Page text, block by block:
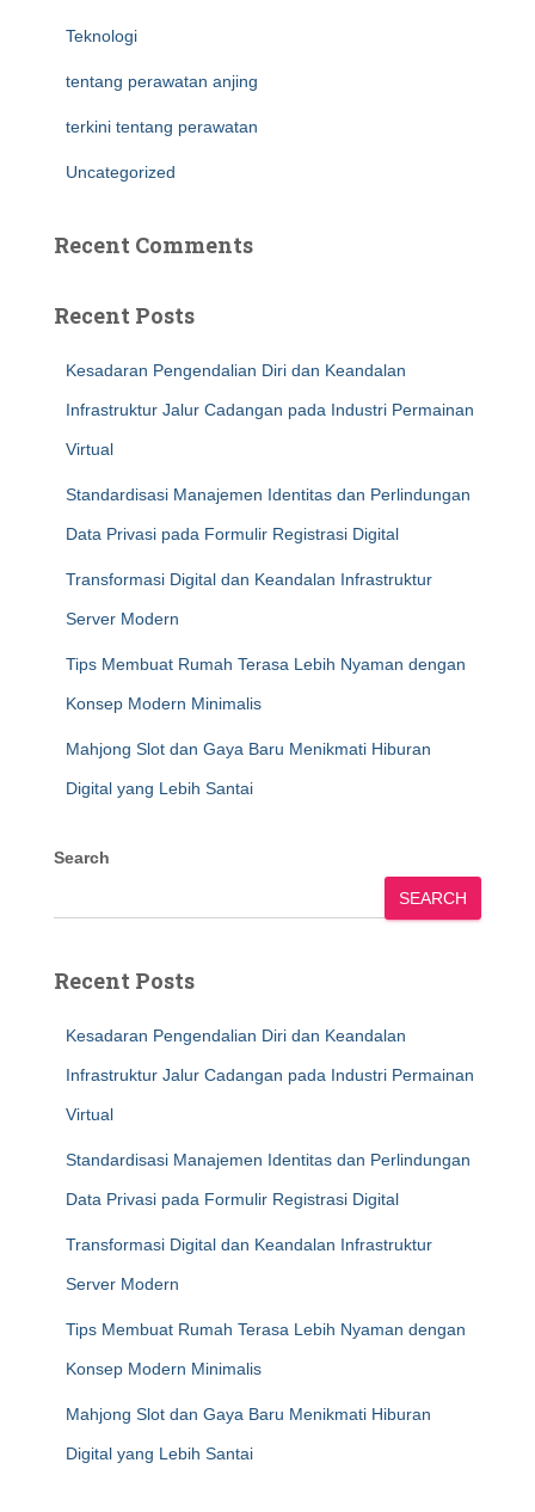
Teknologi
tentang perawatan anjing
terkini tentang perawatan
Uncategorized
Recent Comments
Recent Posts
Kesadaran Pengendalian Diri dan Keandalan
Infrastruktur Jalur Cadangan pada Industri Permainan
Virtual
Standardisasi Manajemen Identitas dan Perlindungan
Data Privasi pada Formulir Registrasi Digital
Transformasi Digital dan Keandalan Infrastruktur
Server Modern
Tips Membuat Rumah Terasa Lebih Nyaman dengan
Konsep Modern Minimalis
Mahjong Slot dan Gaya Baru Menikmati Hiburan
Digital yang Lebih Santai
Search
SEARCH
Recent Posts
Kesadaran Pengendalian Diri dan Keandalan
Infrastruktur Jalur Cadangan pada Industri Permainan
Virtual
Standardisasi Manajemen Identitas dan Perlindungan
Data Privasi pada Formulir Registrasi Digital
Transformasi Digital dan Keandalan Infrastruktur
Server Modern
Tips Membuat Rumah Terasa Lebih Nyaman dengan
Konsep Modern Minimalis
Mahjong Slot dan Gaya Baru Menikmati Hiburan
Digital yang Lebih Santai